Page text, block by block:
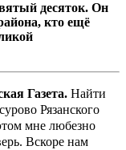
десяток. Он
кто ещё
Газета. Найти
Рязанского
мне любезно
Вскоре нам